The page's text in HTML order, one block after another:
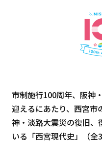
市制施行100周年、阪神
迎えるにあたり、西宮市
神・淡路大震災の復旧、
いる「西宮現代史」（